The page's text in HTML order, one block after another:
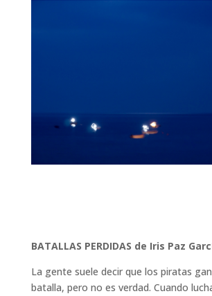
BATALLAS PERDIDAS de Iris Paz
La gente suele decir que los piratas
batalla, pero no es verdad. Cuando